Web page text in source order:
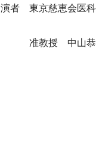
演者　東京慈恵会医
准教授　中山恭